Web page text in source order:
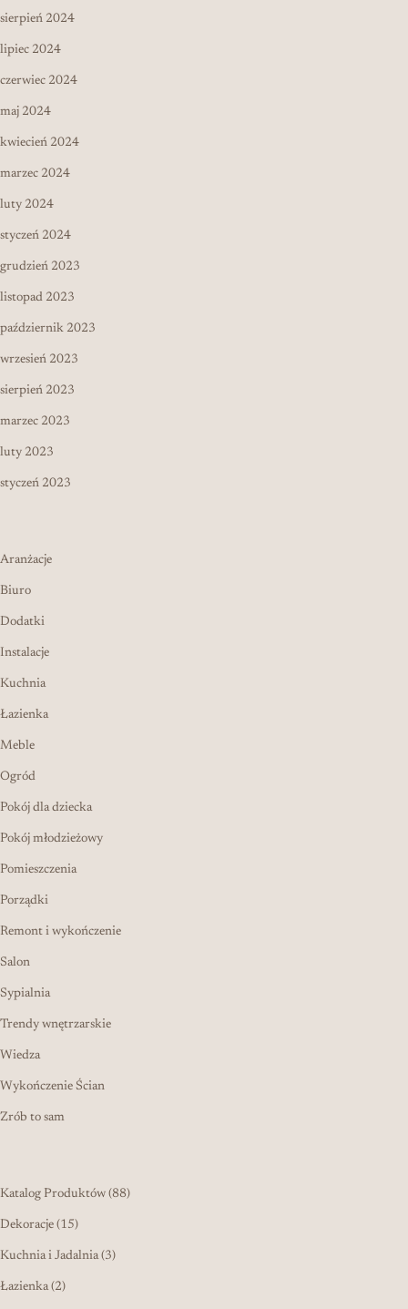
sierpień 2024
lipiec 2024
czerwiec 2024
maj 2024
kwiecień 2024
marzec 2024
luty 2024
styczeń 2024
grudzień 2023
listopad 2023
październik 2023
wrzesień 2023
sierpień 2023
marzec 2023
luty 2023
styczeń 2023
Aranżacje
Biuro
Dodatki
Instalacje
Kuchnia
Łazienka
Meble
Ogród
Pokój dla dziecka
Pokój młodzieżowy
Pomieszczenia
Porządki
Remont i wykończenie
Salon
Sypialnia
Trendy wnętrzarskie
Wiedza
Wykończenie Ścian
Zrób to sam
Katalog Produktów 8888 produktów
Dekoracje 1515 produktów
Kuchnia i Jadalnia 33 produkty
Łazienka 22 produkty